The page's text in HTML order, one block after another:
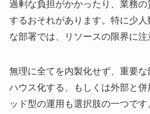
過剰な負担がかかったり、業務の
するおそれがあります。特に少
な部署では、リソースの限界に注
無理に全てを内製化せず、重要
ハウス化する、もしくは外部と併
ッド型の運用も選択肢の一つで